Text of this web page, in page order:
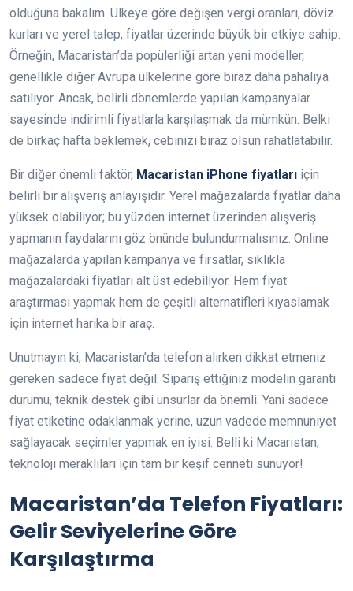
olduğuna bakalım. Ülkeye göre değişen vergi oranları, döviz
kurları ve yerel talep, fiyatlar üzerinde büyük bir etkiye sahip.
Örneğin, Macaristan’da popülerliği artan yeni modeller,
genellikle diğer Avrupa ülkelerine göre biraz daha pahalıya
satılıyor. Ancak, belirli dönemlerde yapılan kampanyalar
sayesinde indirimli fiyatlarla karşılaşmak da mümkün. Belki
de birkaç hafta beklemek, cebinizi biraz olsun rahatlatabilir.
Bir diğer önemli faktör, Macaristan iPhone fiyatları için
belirli bir alışveriş anlayışıdır. Yerel mağazalarda fiyatlar daha
yüksek olabiliyor; bu yüzden internet üzerinden alışveriş
yapmanın faydalarını göz önünde bulundurmalısınız. Online
mağazalarda yapılan kampanya ve fırsatlar, sıklıkla
mağazalardaki fiyatları alt üst edebiliyor. Hem fiyat
araştırması yapmak hem de çeşitli alternatifleri kıyaslamak
için internet harika bir araç.
Unutmayın ki, Macaristan’da telefon alırken dikkat etmeniz
gereken sadece fiyat değil. Sipariş ettiğiniz modelin garanti
durumu, teknik destek gibi unsurlar da önemli. Yani sadece
fiyat etiketine odaklanmak yerine, uzun vadede memnuniyet
sağlayacak seçimler yapmak en iyisi. Belli ki Macaristan,
teknoloji meraklıları için tam bir keşif cenneti sunuyor!
Macaristan’da Telefon Fiyatları:
Gelir Seviyelerine Göre
Karşılaştırma